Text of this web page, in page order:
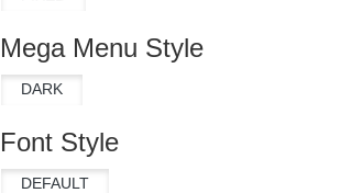
Mega Menu Style
Font Style